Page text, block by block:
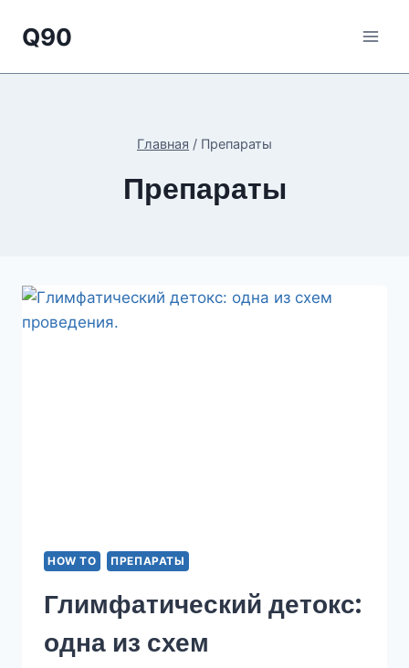
Q90
Главная / Препараты
Препараты
HOW TO ПРЕПАРАТЫ
Глимфатический детокс:
одна из схем